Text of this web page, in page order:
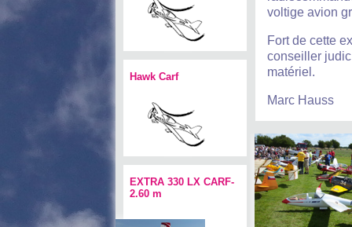
Hawk Carf
EXTRA 330 LX CARF-
2.60 m
voltige avion
Fort de cette
conseiller
matériel.
Marc Hauss